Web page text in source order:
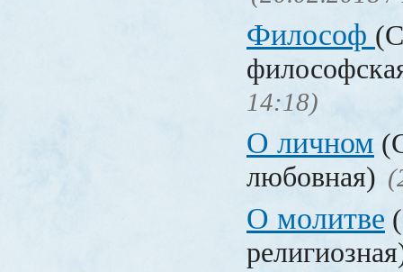
Философ
14:18)
О личном
любовная)
О молитве